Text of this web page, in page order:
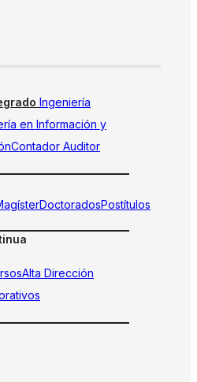
Ingeniería
en Información y
Contador Auditor
DoctoradosPostítulos
Alta Dirección